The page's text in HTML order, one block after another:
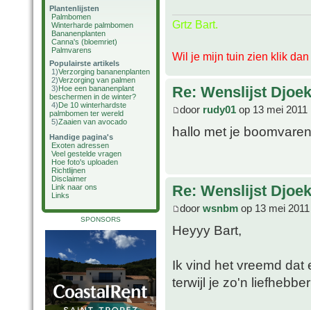
Plantenlijsten
Palmbomen
Winterharde palmbomen
Bananenplanten
Canna's (bloemriet)
Palmvarens
Populairste artikels
1)Verzorging bananenplanten
2)Verzorging van palmen
3)Hoe een bananenplant
beschermen in de winter?
4)De 10 winterhardste
palmbomen ter wereld
5)Zaaien van avocado
Handige pagina's
Exoten adressen
Veel gestelde vragen
Hoe foto's uploaden
Richtlijnen
Disclaimer
Link naar ons
Links
SPONSORS
Grtz Bart.
Wil je mijn tuin zien klik dan
Re: Wenslijst
door rudy01 op 13 mei 2011
hallo met je
Re: Wenslijst
door wsnbm op 13 mei
Heyyy Bart,
Ik vind het vreemd dat
terwijl je zo'n